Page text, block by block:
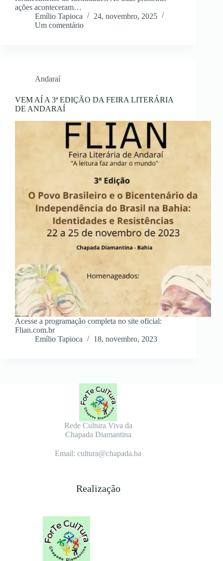
ações aconteceram…
Emílio Tapioca
24, novembro, 2025
Um comentário
Andaraí
VEM AÍ A 3ª EDIÇÃO DA FEIRA LITERÁRIA
DE ANDARAÍ
Acesse a programação completa no site oficial:
Flian.com.br
Emílio Tapioca
18, novembro, 2023
Rede Cultura Viva da
Chapada Diamantina
Email: cultura@chapada.ba
Realização